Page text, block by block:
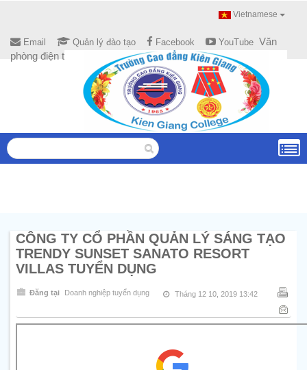
Vietnamese
Email Quản lý đào tạo Facebook YouTube Văn
phòng điện tử
CÔNG TY CỔ PHẦN QUẢN LÝ SÁNG TẠO
TRENDY SUNSET SANATO RESORT
VILLAS TUYỂN DỤNG
Đăng tại Doanh nghiệp tuyển dụng Tháng 12 10, 2019 13:42